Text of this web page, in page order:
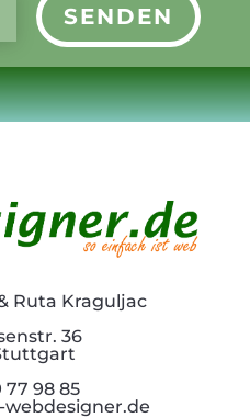
SENDEN
Ruta Kraguljac
36
77 98 85